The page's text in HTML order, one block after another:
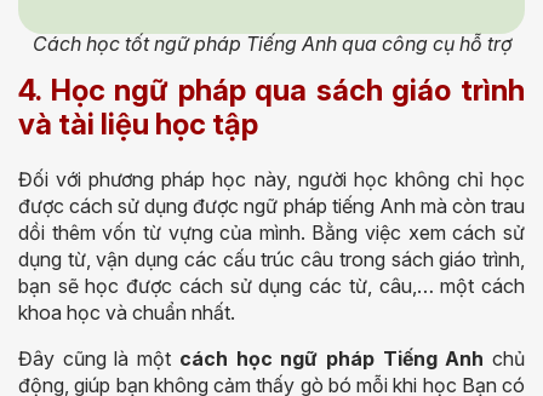
Cách học tốt ngữ pháp Tiếng Anh qua công cụ hỗ trợ
4. Học ngữ pháp qua sách giáo trình
và tài liệu học tập
Đối với phương pháp học này, người học không chỉ học
được cách sử dụng được ngữ pháp tiếng Anh mà còn trau
dồi thêm vốn từ vựng của mình. Bằng việc xem cách sử
dụng từ, vận dụng các cấu trúc câu trong sách giáo trình,
bạn sẽ học được cách sử dụng các từ, câu,… một cách
khoa học và chuẩn nhất.
Đây cũng là một cách học ngữ pháp Tiếng Anh chủ
động, giúp bạn không cảm thấy gò bó mỗi khi học Bạn có